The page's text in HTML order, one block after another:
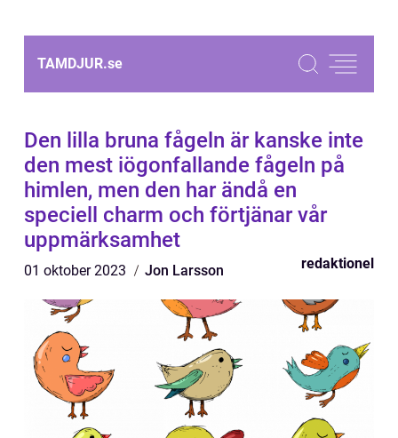
TAMDJUR.se
Den lilla bruna fågeln är kanske inte
den mest iögonfallande fågeln på
himlen, men den har ändå en
speciell charm och förtjänar vår
uppmärksamhet
01 oktober 2023 Jon Larsson redaktionel